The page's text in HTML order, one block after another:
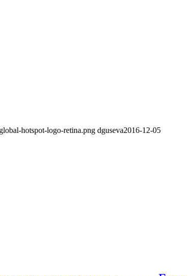
hotspot-logo-retina.png dguseva2016-12-05